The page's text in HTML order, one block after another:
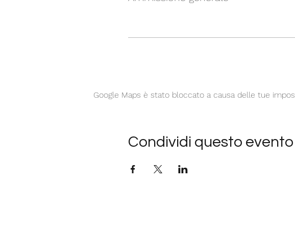
Google Maps è stato bloccato a causa delle tue
Condividi questo evento